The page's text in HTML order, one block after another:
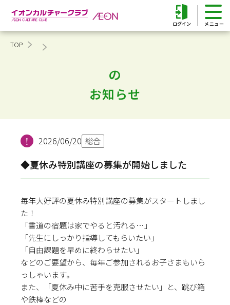
ログイン
TOP
の
お知らせ
2026/06/20 総合
◆夏休み特別講座の募集が開始しました
毎年大好評の夏休み特別講座の募集がスタートしまし
た！
「書道の宿題は家でやると汚れる…」
「先生にしっかり指導してもらいたい」
「自由課題を早めに終わらせたい」
などのご要望から、毎年ご参加されるお子さまもいら
っしゃいます。
また、「夏休み中に苦手を克服させたい」と、跳び箱
や鉄棒などの